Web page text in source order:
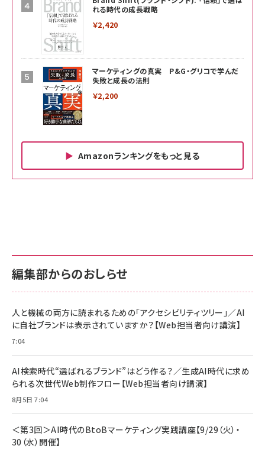
れる時代の成長戦略
￥2,420
マーケティングの真実 P&G・グリコで学んだ
失敗と成長の法則
￥2,200
Amazonランキングをもっと見る
￥880
anan(アンアン)2026/06/24号 No.2500増刊
スペシャルエディション[王道エンタメの矜持／
￥1,100
年後半、あなたの恋と運命／山田涼介]
￥880
サポート正規品 メーカー保証5年 KLMEA128G
NIMASO ガラスフィルム iPhone 17 用 保護フィ
すい ガイド枠付き いPhone17 (6.3インチ) 対応
2枚セット DSP25F1698
￥1,599
【New】Amazon Fire TV Stick HD | 手軽にスト
レイヤー
￥6,980
Anker Soundcore P31i (Bluetooth 6.1) 【完
全ワイヤレスイヤホン/アクティブノイズキャンセリ
ング/マルチポイント接続 / 最大50時間再生 / PSE
サポート正規品 メーカー保証5年 KLMEA128G
Amazon eギフトカード - Amazonロゴ - クラ
￥5,000
ケーブル Anker絡まないケーブル 240W 結束バン
17 / 16 / 15 / Galaxy iPad Pro MacBook
Pro/Air 各種対応 (1.8m ミッドナイトブラック)
￥1,890
編集部からのおしらせ
人と機械の両方に読まれるための「アクセシビリティツリー」／AI
に自社ブランドは表示されていますか？【Web担当者向け講演】
7:04
AI検索時代“選ばれるブランド”はどう作る？／生成AI時代に求め
られる次世代Web制作フロー【Web担当者向け講演】
8月5日 7:04
＜第3回＞AI時代のBtoBマーケティング実践講座【9/29（火）・
30（水）開催】